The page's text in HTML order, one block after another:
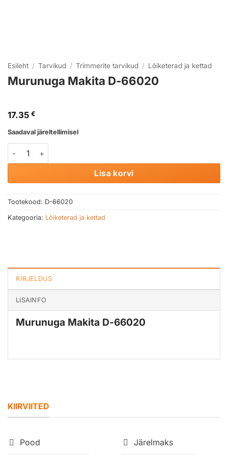
Esileht / Tarvikud / Trimmerite tarvikud / Lõiketerad ja kettad
Murunuga Makita D-66020
17.35 €
Saadaval järeltellimisel
Murunuga Makita D-66020 kogus
Lisa korvi
Tootekood: D-66020
Kategooria: Lõiketerad ja kettad
KIRJELDUS
LISAINFO
Murunuga Makita D-66020
KIIRVIITED
Pood Järelmaks